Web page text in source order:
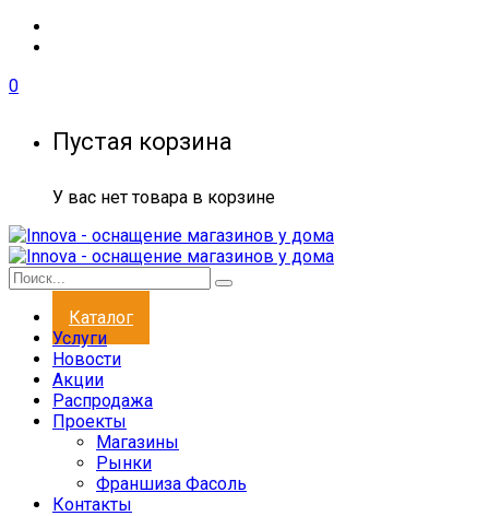
0
Пустая корзина
У вас нет товара в корзине
Каталог
Услуги
Новости
Акции
Распродажа
Проекты
Магазины
Рынки
Франшиза Фасоль
Контакты